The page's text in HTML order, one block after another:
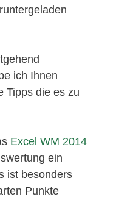
ich Ihnen
Tipps die es zu
Excel WM 2014
ein
ist besonders
Punkte